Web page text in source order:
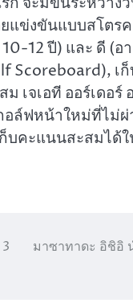
ข่งขันแบบสโตรค
12 ปี) และ ดี (อ
Scoreboard),
จเอที ออร์เดอร์
ล์ฟหน้าใหม่ที่ไม่
บคะแนนสะสมได้
มาซาทาดะ อิชิอิ